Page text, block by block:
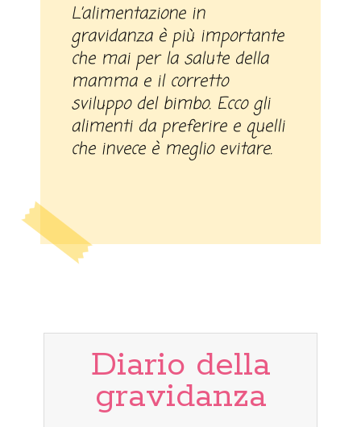
L’alimentazione in
gravidanza è più importante
che mai per la salute della
mamma e il corretto
sviluppo del bimbo. Ecco gli
alimenti da preferire e quelli
che invece è meglio evitare.
Diario della
gravidanza